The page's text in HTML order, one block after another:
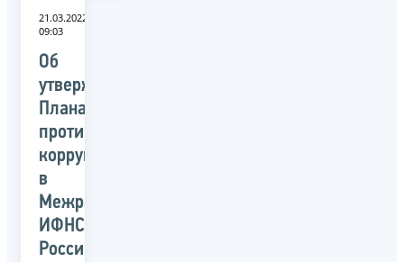
21.03.2022
09:03
Об
утверждении
Плана
противодействия
коррупции
в
Межрайонной
ИФНС
России